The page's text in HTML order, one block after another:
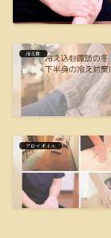
冷え性
アロマオイル